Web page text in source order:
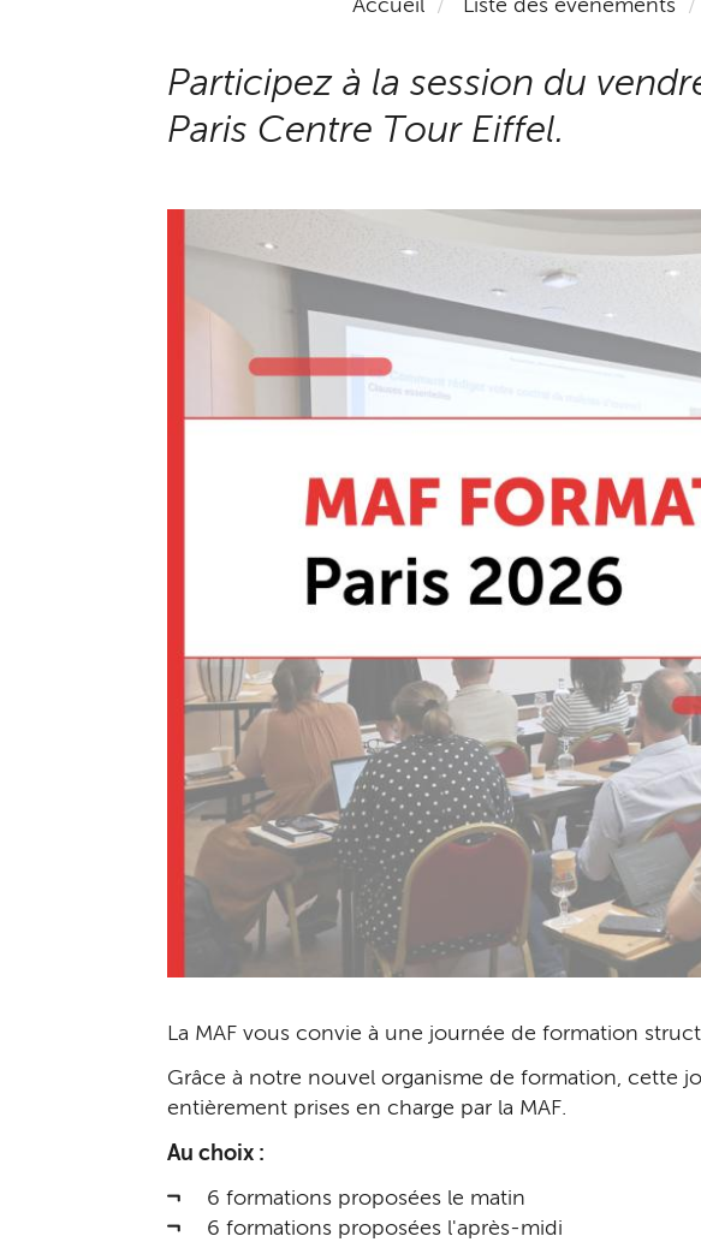
Accueil Liste des événements
Participez à la session du
Paris Centre Tour Eiffel.
La MAF vous convie à une journée de formation
Grâce à notre nouvel organisme de formation, cette
entièrement prises en charge par la MAF.
Au choix :
6 formations proposées le matin
6 formations proposées l'après-midi